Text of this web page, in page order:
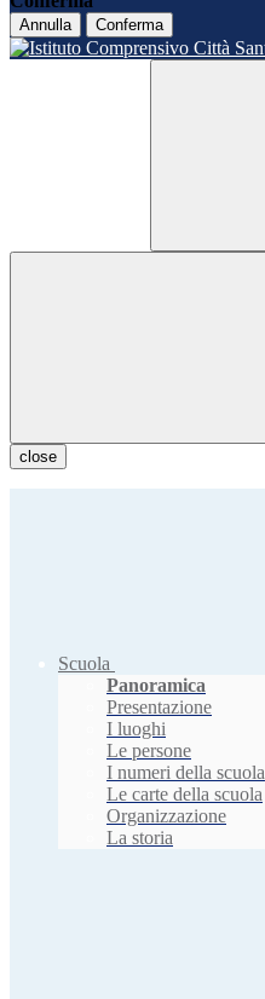
Annulla Conferma
close
Scuola
Panoramica
Presentazione
I luoghi
Le persone
I numeri della scuola
Le carte della scuola
Organizzazione
La storia